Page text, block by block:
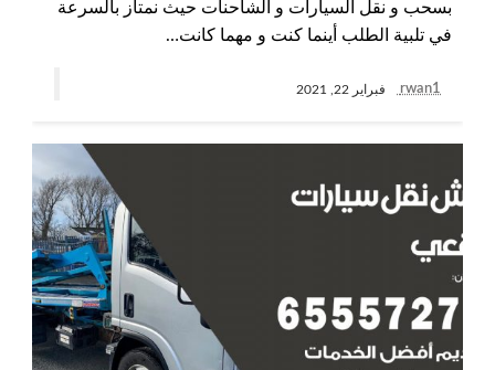
بسحب و نقل السيارات و الشاحنات حيث نمتاز بالسرعة
في تلبية الطلب أينما كنت و مهما كانت…
rwan1 فبراير 22, 2021